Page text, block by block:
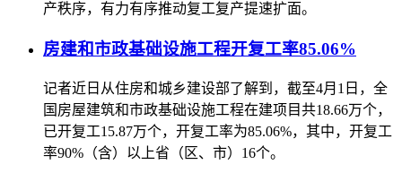
产秩序，有力有序推动复工复产提速扩面。
房建和市政基础设施工程开复工率85.06%
记者近日从住房和城乡建设部了解到，截至4月1日，全
国房屋建筑和市政基础设施工程在建项目共18.66万个，
已开复工15.87万个，开复工率为85.06%，其中，开复工
率90%（含）以上省（区、市）16个。